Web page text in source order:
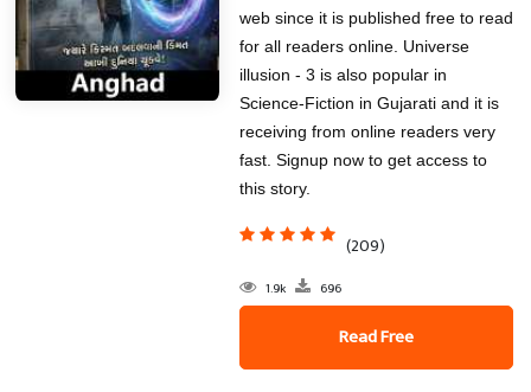
web since it is published free to read
for all readers online. Universe
illusion - 3 is also popular in
Science-Fiction in Gujarati and it is
receiving from online readers very
fast. Signup now to get access to
this story.
(209)
1.9k 696
Read Free